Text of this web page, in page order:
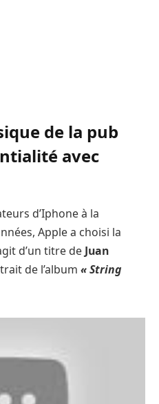
de la pub
avec
d’Iphone à la
Apple a choisi la
d’un titre de Juan
de l’album « String